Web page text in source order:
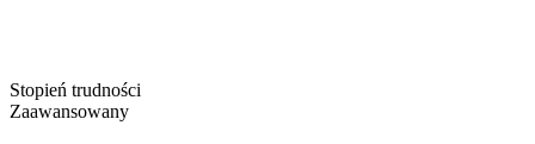
Stopień trudności
Zaawansowany